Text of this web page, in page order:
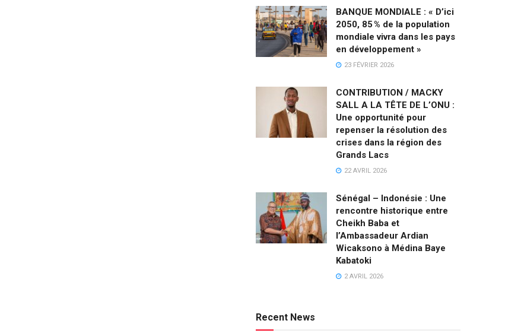
BANQUE MONDIALE : « D’ici
2050, 85 % de la population
mondiale vivra dans les pays
en développement »
23 FÉVRIER 2026
CONTRIBUTION / MACKY
SALL A LA TÊTE DE L’ONU :
Une opportunité pour
repenser la résolution des
crises dans la région des
Grands Lacs
22 AVRIL 2026
Sénégal – Indonésie : Une
rencontre historique entre
Cheikh Baba et
l’Ambassadeur Ardian
Wicaksono à Médina Baye
Kabatoki
2 AVRIL 2026
Recent News